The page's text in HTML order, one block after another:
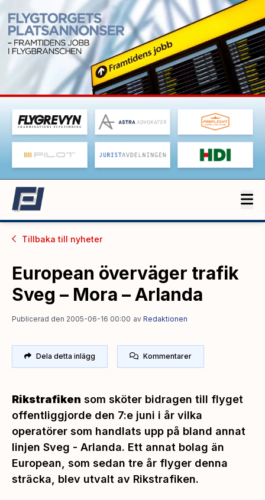
Tillbaka till nyheter
European överväger trafik
Sveg – Mora – Arlanda
Publicerad den 2005-06-16 00:00 av Redaktionen
Dela detta inlägg Kommentarer
Rikstrafiken som sköter bidragen till flyget
offentliggjorde den 7:e juni i år vilka
operatörer som handlats upp på bland annat
linjen Sveg - Arlanda. Ett annat bolag än
European, som sedan tre år flyger denna
sträcka, blev utvalt av Rikstrafiken.